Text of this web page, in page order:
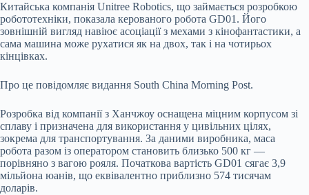
Китайська компанія Unitree Robotics, що займається розробкою
робототехніки, показала керованого робота GD01. Його
зовнішній вигляд навіює асоціації з мехами з кінофантастики, а
сама машина може рухатися як на двох, так і на чотирьох
кінцівках.
Про це повідомляє видання South China Morning Post.
Розробка від компанії з Ханчжоу оснащена міцним корпусом зі
сплаву і призначена для використання у цивільних цілях,
зокрема для транспортування. За даними виробника, маса
робота разом із оператором становить близько 500 кг —
порівняно з вагою рояля. Початкова вартість GD01 сягає 3,9
мільйона юанів, що еквівалентно приблизно 574 тисячам
доларів.